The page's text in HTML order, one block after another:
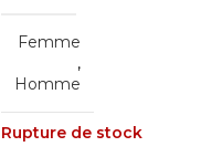
Femme
,
Homme
Rupture de stock